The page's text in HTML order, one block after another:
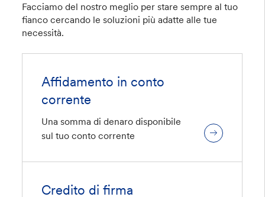
Facciamo del nostro meglio per stare sempre al tuo
fianco cercando le soluzioni più adatte alle tue
necessità.
Affidamento in conto
corrente
Una somma di denaro disponibile
sul tuo conto corrente
Credito di firma